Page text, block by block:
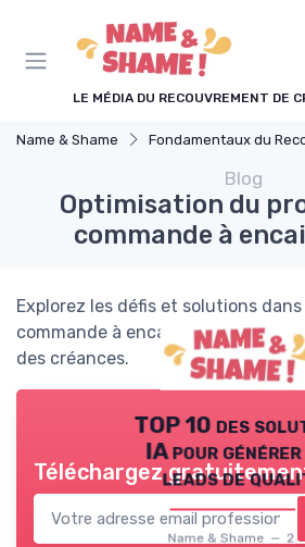
LE MÉDIA DU RECOUVREMENT DE
Name & Shame Fondamentaux du
Blog
Optimisation du
commande à
Explorez les défis et solutions
commande à encaissement pour
des créances.
TOP 10 des
IA pour générer
leads de
Name & Shame —
Téléchargez